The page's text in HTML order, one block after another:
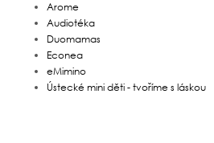
Arome
Audiotéka
Duomamas
Econea
eMimino
Ústecké mini děti - tvoříme s láskou